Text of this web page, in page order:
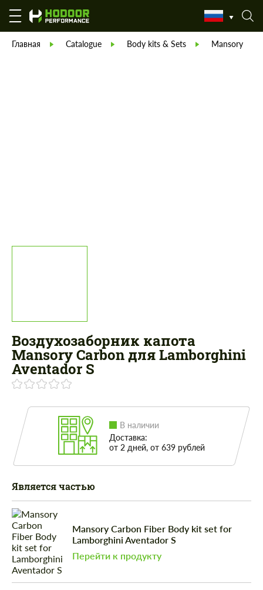
Главная Catalogue Body kits & Sets Mansory
Воздухозаборник капота
Mansory Carbon для Lamborghini
Aventador S
В наличии
Доставка:
от 2 дней, от 639 рублей
Является частью
Mansory Carbon Fiber Body kit set for
Lamborghini Aventador S
Перейти к продукту